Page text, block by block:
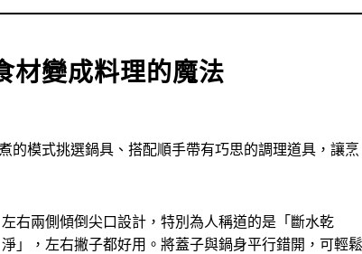
材變成料理的魔法
模式挑選鍋具、搭配順手帶有巧思的調理道具，讓烹
左右兩側傾倒尖口設計，特別為人稱道的是「斷水乾
淨」，左右撇子都好用。將蓋子與鍋身平行錯開，可輕鬆